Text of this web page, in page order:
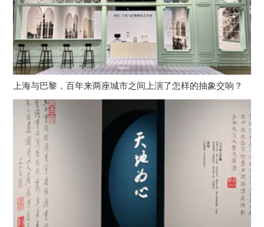
上海与巴黎，百年来两座城市之间上演了怎样的抽象交响？